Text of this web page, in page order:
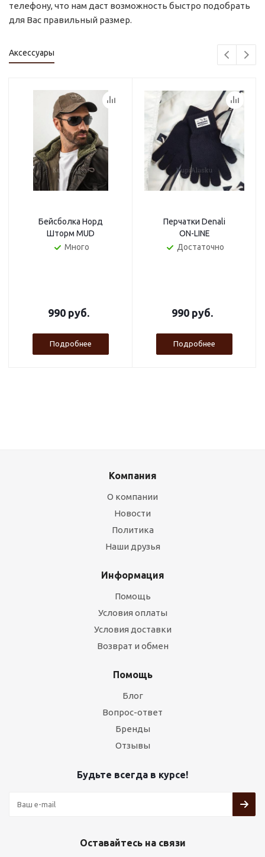
телефону, что нам даст возможность быстро подобрать
для Вас правильный размер.
Аксессуары
Бейсболка Норд
Шторм MUD
Много
990 руб.
Подробнее
Перчатки Denali
ON-LINE
Достаточно
990 руб.
Подробнее
Компания
О компании
Новости
Политика
Наши друзья
Информация
Помощь
Условия оплаты
Условия доставки
Возврат и обмен
Помощь
Блог
Вопрос-ответ
Бренды
Отзывы
Будьте всегда в курсе!
Оставайтесь на связи